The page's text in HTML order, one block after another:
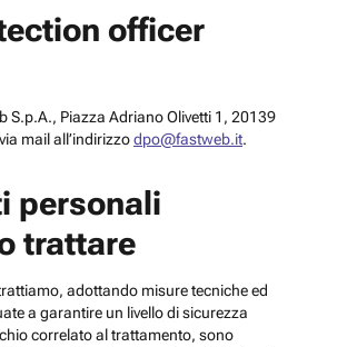
officer
S.p.A., Piazza Adriano Olivetti 1, 20139
mail all’indirizzodpo@fastweb.it.
personali
trattare
adottando misure tecniche ed
a garantire un livello di sicurezza
correlato al trattamento, sono